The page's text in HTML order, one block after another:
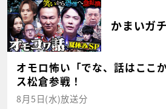
かまいガチ
オモロ怖い「でな、話はここ
ス松倉参戦！
8月5日(水)放送分